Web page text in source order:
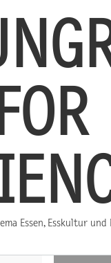
Essen, Esskultur